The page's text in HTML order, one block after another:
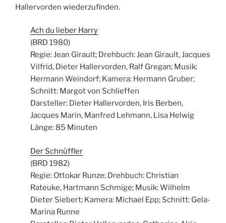
Hallervorden wiederzufinden.
Ach du lieber Harry
(BRD 1980)
Regie: Jean Girault; Drehbuch: Jean Girault, Jacques
Vilfrid, Dieter Hallervorden, Ralf Gregan; Musik:
Hermann Weindorf; Kamera: Hermann Gruber;
Schnitt: Margot von Schlieffen
Darsteller: Dieter Hallervorden, Iris Berben,
Jacques Marin, Manfred Lehmann, Lisa Helwig
Länge: 85 Minuten
Der Schnüffler
(BRD 1982)
Regie: Ottokar Runze; Drehbuch: Christian
Rateuke, Hartmann Schmige; Musik: Wilhelm
Dieter Siebert; Kamera: Michael Epp; Schnitt: Gela-
Marina Runne